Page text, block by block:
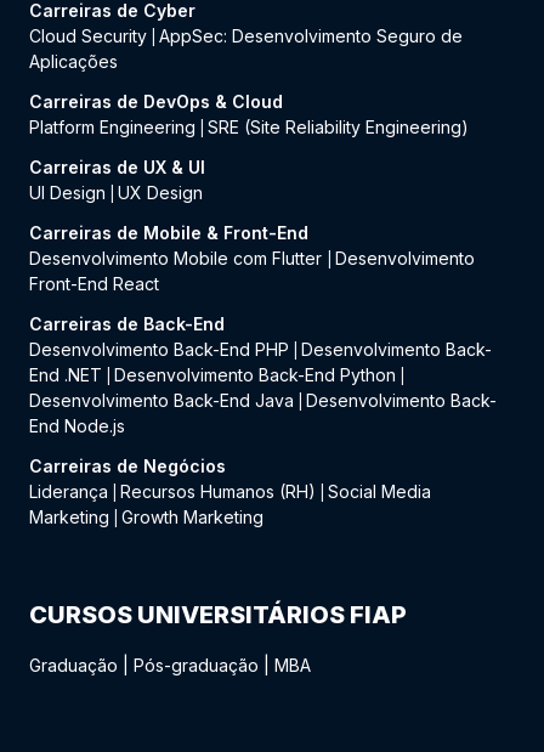
Carreiras de Cyber
Cloud Security AppSec: Desenvolvimento Seguro de
Aplicações
Carreiras de DevOps & Cloud
Platform Engineering
SRE (Site Reliability Engineering)
Carreiras de UX & UI
UI Design
UX Design
Carreiras de Mobile & Front-End
Desenvolvimento Mobile com Flutter
Desenvolvimento
Front-End React
Carreiras de Back-End
Desenvolvimento Back-End PHP
Desenvolvimento Back-
End .NET
Desenvolvimento Back-End Python
Desenvolvimento Back-End Java
Desenvolvimento Back-
End Node.js
Carreiras de Negócios
Liderança
Recursos Humanos (RH)
Social Media
Marketing
Growth Marketing
CURSOS UNIVERSITÁRIOS FIAP
Graduação Pós-graduação MBA